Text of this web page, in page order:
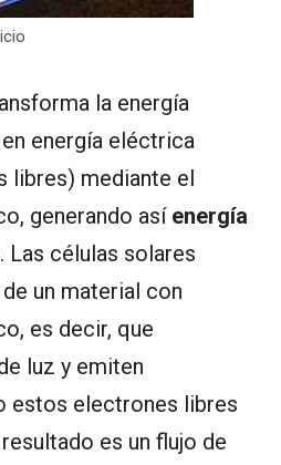
la energía
energía eléctrica
libres) mediante el
generando así energía
. Las células solares
un material con
es decir, que
luz y emiten
estos electrones libres
es un flujo de